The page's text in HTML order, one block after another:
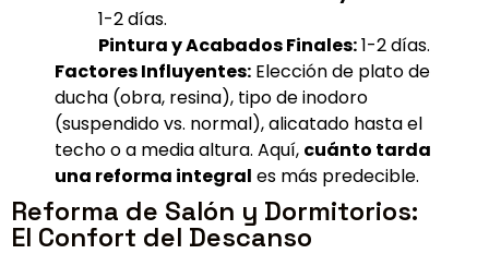
1-2 días.
Pintura y Acabados Finales:1-2 días.
Factores Influyentes: Elección de plato de
ducha (obra, resina), tipo de inodoro
(suspendido vs. normal), alicatado hasta el
techo o a media altura. Aquí, cuánto tarda
una reforma integral es más predecible.
Reforma de Salón y Dormitorios:
El Confort del Descanso